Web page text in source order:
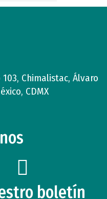
Chimalistac, Álvaro
CDMX
boletín